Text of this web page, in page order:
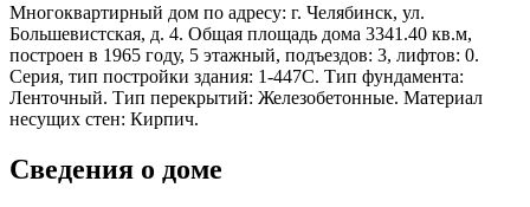
Многоквартирный дом по адресу: г. Челябинск, ул.
Большевистская, д. 4. Общая площадь дома 3341.40 кв.м,
построен в 1965 году, 5 этажный, подъездов: 3, лифтов: 0.
Серия, тип постройки здания: 1-447С. Тип фундамента:
Ленточный. Тип перекрытий: Железобетонные. Материал
несущих стен: Кирпич.
Сведения о доме